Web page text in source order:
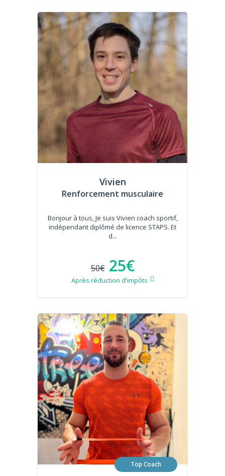
Vivien
Renforcement musculaire
Bonjour à tous, Je suis Vivien coach sportif,
indépendant diplômé de licence STAPS. Et
d...
50€ 25€
Après réduction d'impôts
Top Coach